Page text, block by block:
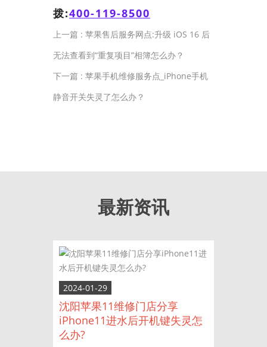
拨:400-119-8500
上一篇 : 苹果售后服务网点:升级 iOS 16 后
无法查看到“重复项目”相簿怎么办？
下一篇 : 苹果手机维修服务点_iPhone手机
静音开关失灵了怎么办？
最新资讯
2024-01-29
沈阳苹果11维修门店分享
iPhone11进水后开机键失灵怎
么办?